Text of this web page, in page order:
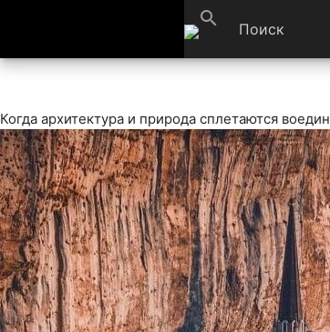
search
Когда архитектура и природа сплетаются